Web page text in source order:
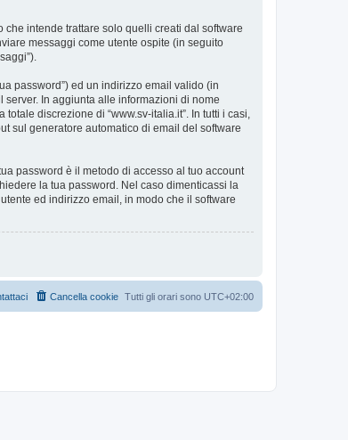
intende trattare solo quelli creati dal software
messaggi come utente ospite (in seguito
password”) ed un indirizzo email valido (in
server. In aggiunta alle informazioni di nome
discrezione di “www.sv-italia.it”. In tutti i casi,
sul generatore automatico di email del software
password è il metodo di accesso al tuo account
la tua password. Nel caso dimenticassi la
ed indirizzo email, in modo che il software
Tutti gli orari sono UTC+02:00
Cancella cookie